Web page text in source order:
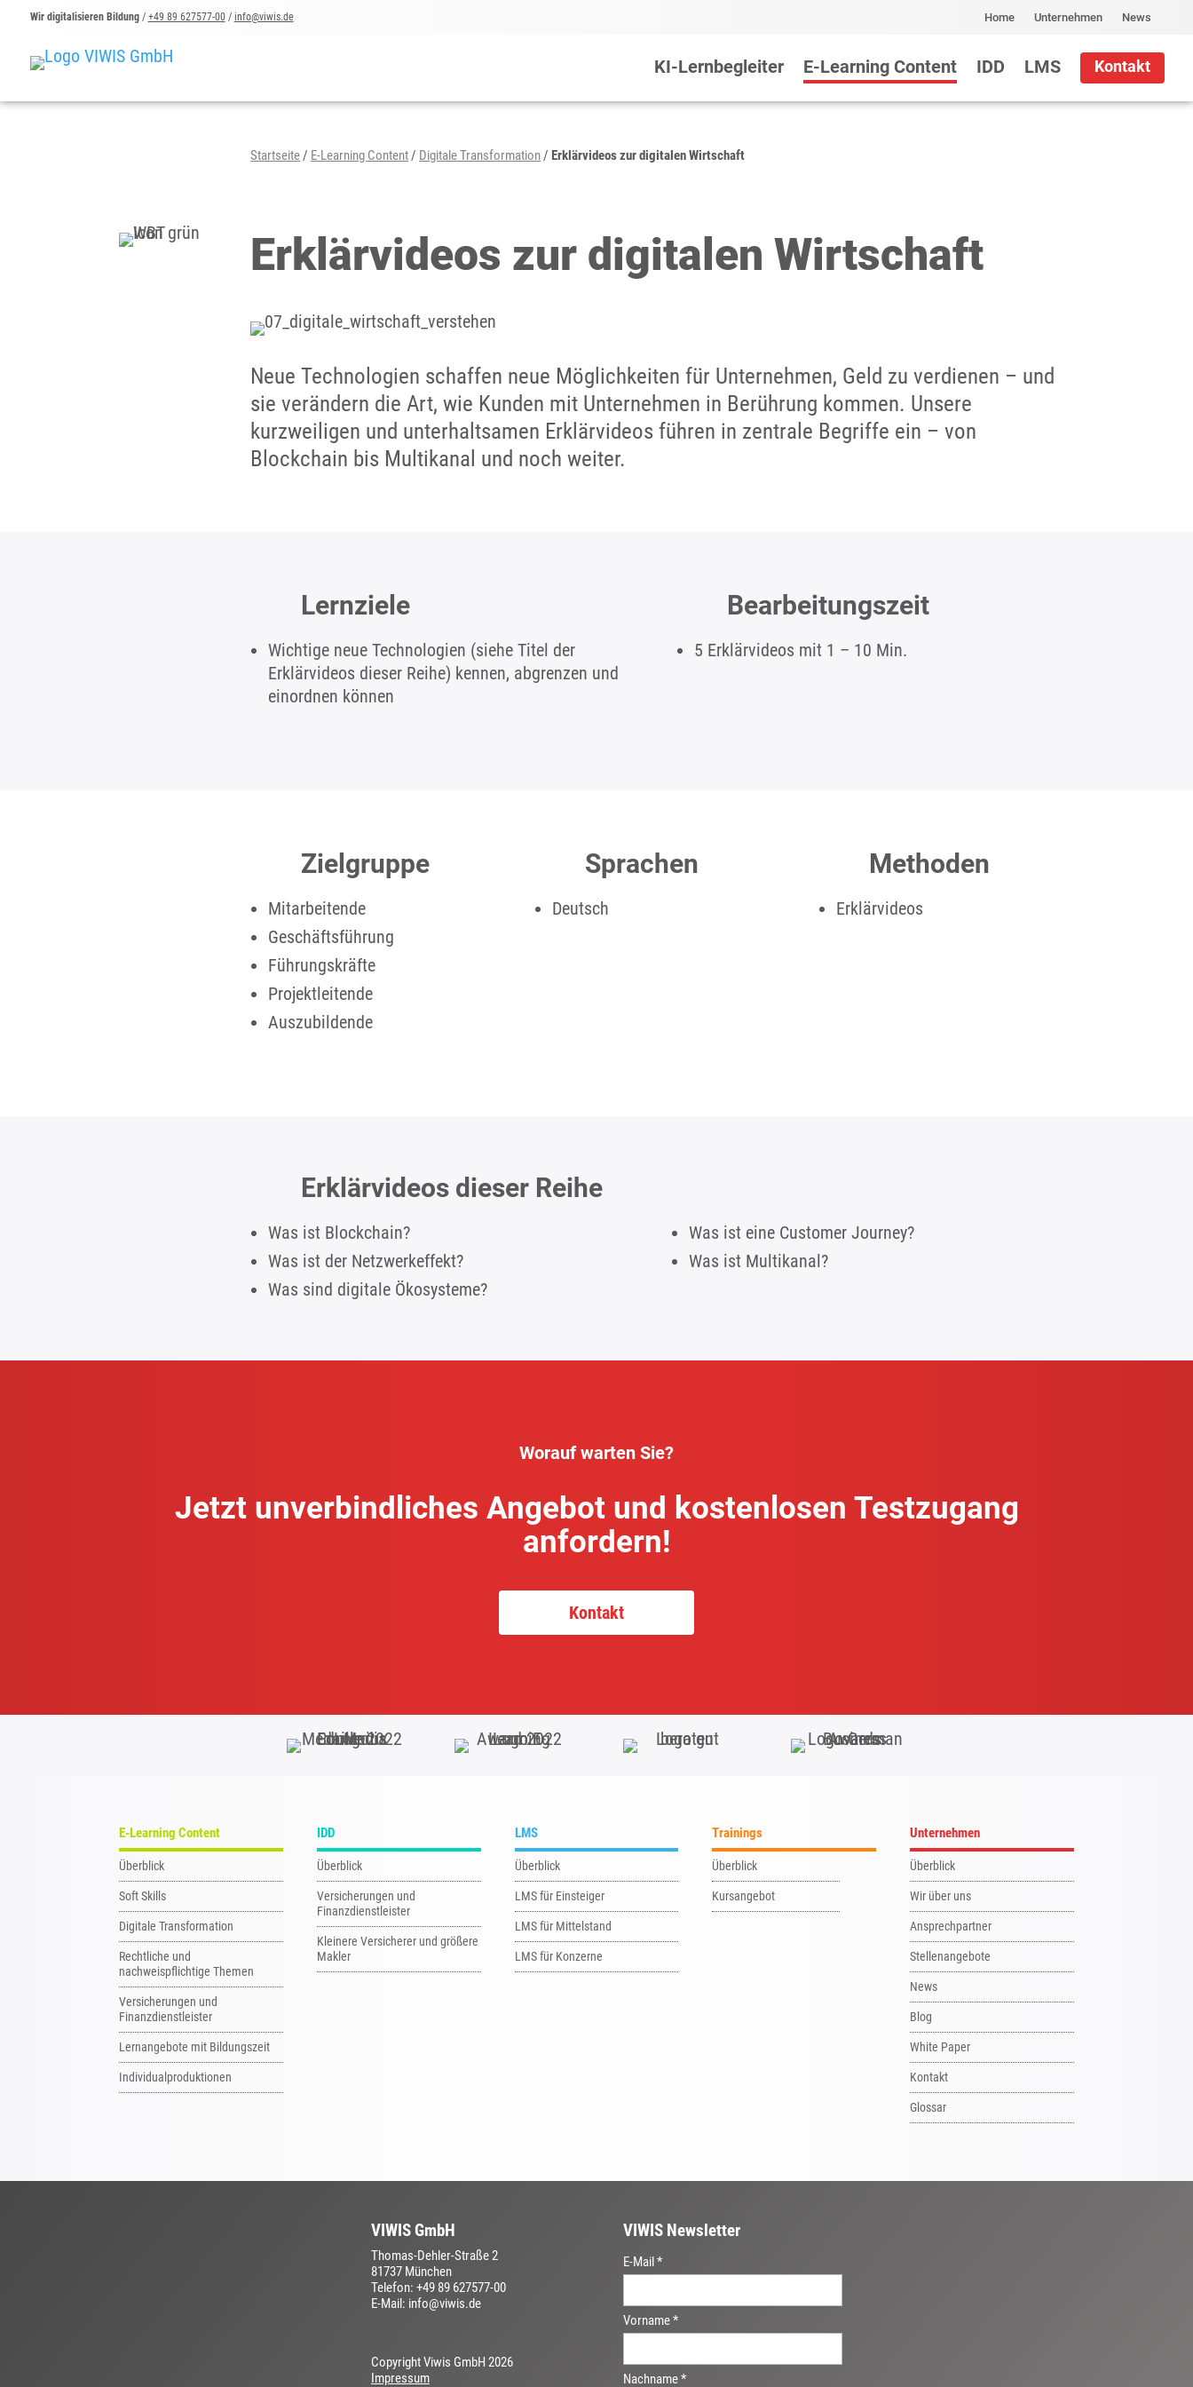
Wir digitalisieren Bildung/ +49 89 627577-00/ info@viwis.de Home Unternehmen News
KI-Lernbegleiter E-Learning Content IDD LMS Kontakt
Startseite / E-Learning Content / Digitale Transformation /Erklärvideos zur digitalen Wirtschaft
Erklärvideos zur digitalen Wirtschaft
Neue Technologien schaffen neue Möglichkeiten für Unternehmen, Geld zu verdienen – und
sie verändern die Art, wie Kunden mit Unternehmen in Berührung kommen. Unsere
kurzweiligen und unterhaltsamen Erklärvideos führen in zentrale Begriffe ein – von
Blockchain bis Multikanal und noch weiter.
Lernziele
Wichtige neue Technologien (siehe Titel der
Erklärvideos dieser Reihe) kennen, abgrenzen und
einordnen können
Bearbeitungszeit
5 Erklärvideos mit 1 – 10 Min.
Zielgruppe
Mitarbeitende
Geschäftsführung
Führungskräfte
Projektleitende
Auszubildende
Sprachen
Deutsch
Methoden
Erklärvideos
Erklärvideos dieser Reihe
Was ist Blockchain?
Was ist der Netzwerkeffekt?
Was sind digitale Ökosysteme?
Was ist eine Customer Journey?
Was ist Multikanal?
Worauf warten Sie?
Jetzt unverbindliches Angebot und kostenlosen Testzugang
anfordern!
Kontakt
E-Learning Content
Überblick
Soft Skills
Digitale Transformation
Rechtliche und
nachweispflichtige Themen
Versicherungen und
Finanzdienstleister
Lernangebote mit Bildungszeit
Individualproduktionen
IDD
Überblick
Versicherungen und
Finanzdienstleister
Kleinere Versicherer und größere
Makler
LMS
Überblick
LMS für Einsteiger
LMS für Mittelstand
LMS für Konzerne
Trainings
Überblick
Kursangebot
Unternehmen
Überblick
Wir über uns
Ansprechpartner
Stellenangebote
News
Blog
White Paper
Kontakt
Glossar
VIWIS GmbH
Thomas-Dehler-Straße 2
81737 München
Telefon: +49 89 627577-00
E-Mail: info@viwis.de
Copyright Viwis GmbH 2026
Impressum
VIWIS Newsletter
E-Mail *
Vorname *
Nachname *